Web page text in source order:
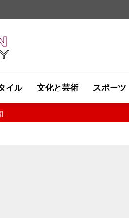
イル 文化と芸術 スポーツ